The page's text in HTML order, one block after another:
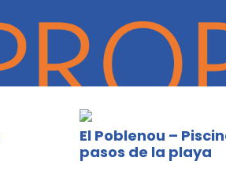
El Poblenou –
pasos de la playa